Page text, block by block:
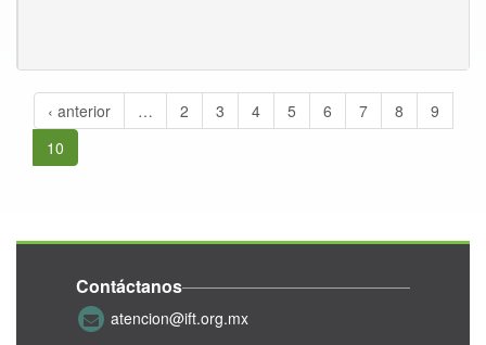
‹ anterior … 2 3 4 5 6 7 8
9
10
Contáctanos
atencion@ift.org.mx